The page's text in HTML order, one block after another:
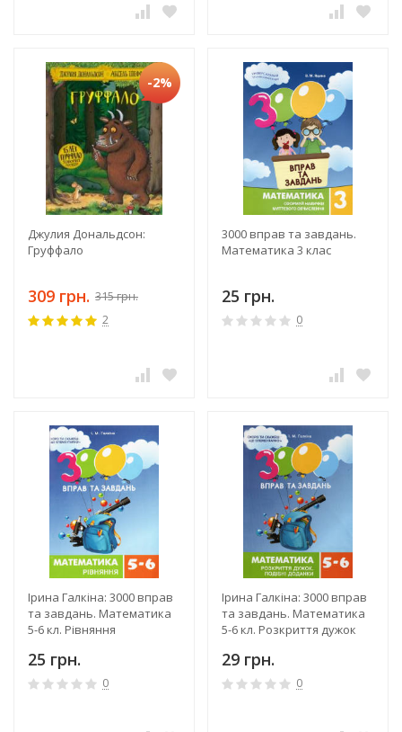
-2%
Джулия Дональдсон:
Груффало
309 грн. 315 грн.
2
3000 вправ та завдань.
Математика 3 клас
25 грн.
0
Ірина Галкіна: 3000 вправ
та завдань. Математика
5-6 кл. Рівняння
25 грн.
0
Ірина Галкіна: 3000 вправ
та завдань. Математика
5-6 кл. Розкриття дужок
29 грн.
0